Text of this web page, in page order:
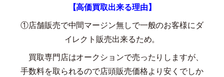
【高価買取出来る理由】
①店舗販売で中間マージン無しで一般のお客様にダ
イレクト販売出来るため。
買取専門店はオークションで売ったりしますが、
手数料を取られるので店頭販売価格より安くでしか